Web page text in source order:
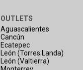
OUTLETS
Aguascalientes
Cancún
Ecatepec
León (Torres Landa)
León (Valtierra)